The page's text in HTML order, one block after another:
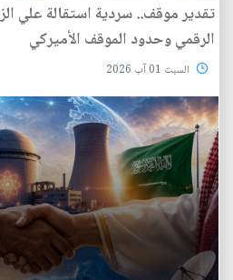
تقدير موقف.. سردية استقالة علي
الرقمي وحدود الموقف الأميركي
السبت 01 آب 2026